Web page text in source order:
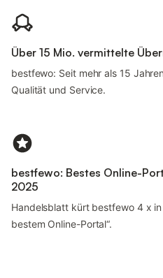
Über 15 Mio. vermittelte
bestfewo: Seit mehr als 15
Qualität und Service.
bestfewo: Bestes Online-
2025
Handelsblatt kürt bestfewo 4 x in
bestem Online-Portal“.